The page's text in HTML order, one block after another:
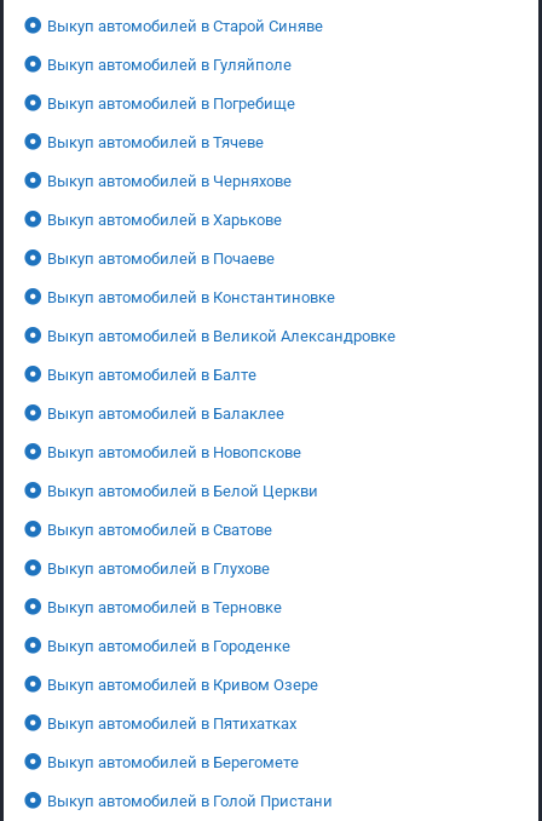
Выкуп автомобилей в Старой Синяве
Выкуп автомобилей в Гуляйполе
Выкуп автомобилей в Погребище
Выкуп автомобилей в Тячеве
Выкуп автомобилей в Черняхове
Выкуп автомобилей в Харькове
Выкуп автомобилей в Почаеве
Выкуп автомобилей в Константиновке
Выкуп автомобилей в Великой Александровке
Выкуп автомобилей в Балте
Выкуп автомобилей в Балаклее
Выкуп автомобилей в Новопскове
Выкуп автомобилей в Белой Церкви
Выкуп автомобилей в Сватове
Выкуп автомобилей в Глухове
Выкуп автомобилей в Терновке
Выкуп автомобилей в Городенке
Выкуп автомобилей в Кривом Озере
Выкуп автомобилей в Пятихатках
Выкуп автомобилей в Берегомете
Выкуп автомобилей в Голой Пристани